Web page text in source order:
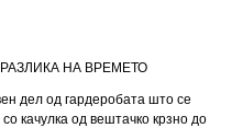
НА ВРЕМЕТО
дел од гардеробата што се
качулка од вештачко крзно до